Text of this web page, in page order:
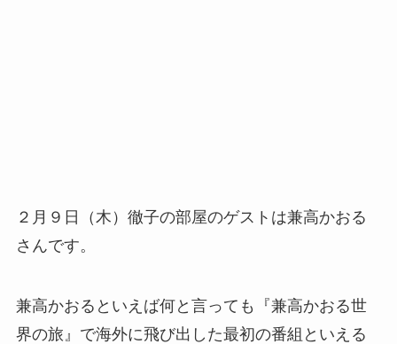
２月９日（木）徹子の部屋のゲストは兼高かおる
さんです。
兼高かおるといえば何と言っても『兼高かおる世
界の旅』で海外に飛び出した最初の番組といえる